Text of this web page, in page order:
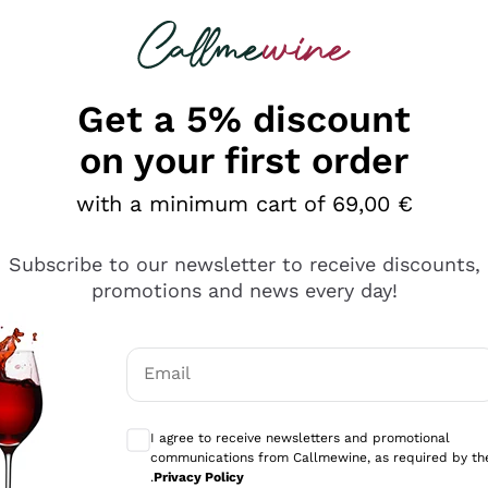
looking for
è male ma secondo me ci sono alternative che
Get a 5% discount
on your first order
with a minimum cart of 69,00 €
Subscribe to our newsletter to receive discounts,
promotions and news every day!
Email
I agree to receive newsletters and promotional
communications from Callmewine, as required by
.Privacy Policy